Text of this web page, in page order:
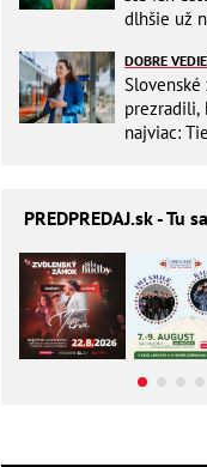
dlhšie už
DOBRE
prezradili,
najviac:
PREDPREDAJ.sk - Tu